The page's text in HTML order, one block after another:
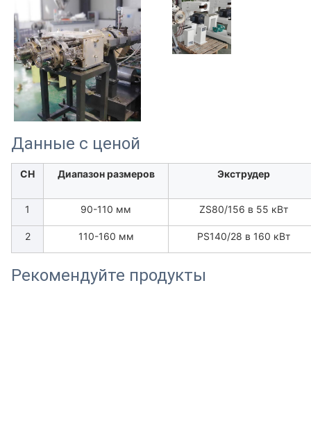
Данные с ценой
СН Диапазон размеров Экструдер
1 90-110 мм ZS80/156 в 55 кВт
2 110-160 мм PS140/28 в 160 кВт
Рекомендуйте продукты